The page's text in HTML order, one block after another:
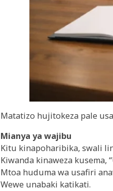
Matatizo hujitokeza pale
Mianya ya wajibu
Kitu kinapoharibika, swali
Kiwanda kinaweza kusema,
Mtoa huduma wa usafiri
Wewe unabaki katikati.